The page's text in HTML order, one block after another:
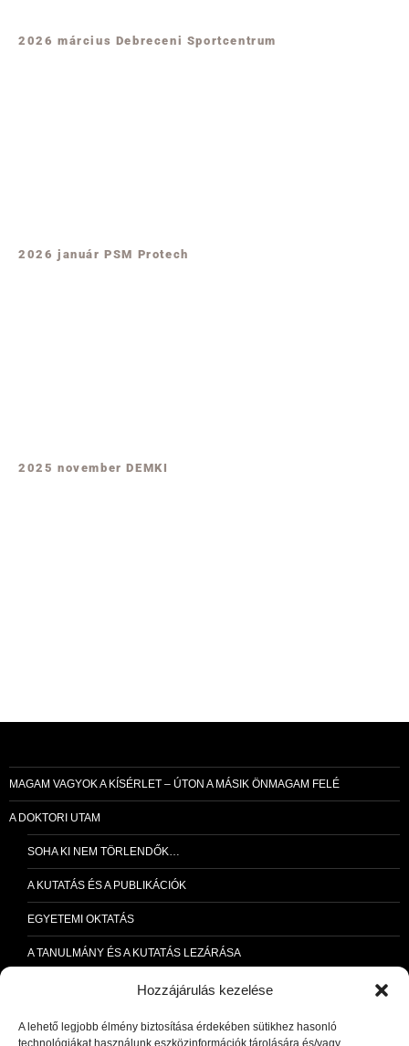
Hozzájárulás kezelése
A lehető legjobb élmény biztosítása érdekében sütikhez hasonló
technológiákat használunk eszközinformációk tárolására és/vagy
2026 március Debreceni Sportcentrum
2026 január PSM Protech
2025 november DEMKI
MAGAM VAGYOK A KÍSÉRLET – ÚTON A MÁSIK ÖNMAGAM FELÉ
A DOKTORI UTAM
SOHA KI NEM TÖRLENDŐK…
A KUTATÁS ÉS A PUBLIKÁCIÓK
EGYETEMI OKTATÁS
A TANULMÁNY ÉS A KUTATÁS LEZÁRÁSA
MESTERSÉGES INTELLIGENCIA
AI40+